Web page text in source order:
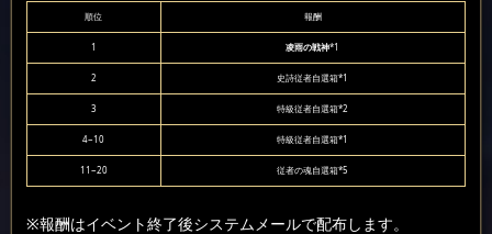
順位 報酬
1 凌雨の戦神*1
2 史詩従者自選箱*1
3 特級従者自選箱*2
4~10 特級従者自選箱*1
11~20 従者の魂自選箱*5
※報酬はイベント終了後システムメールで配布します。